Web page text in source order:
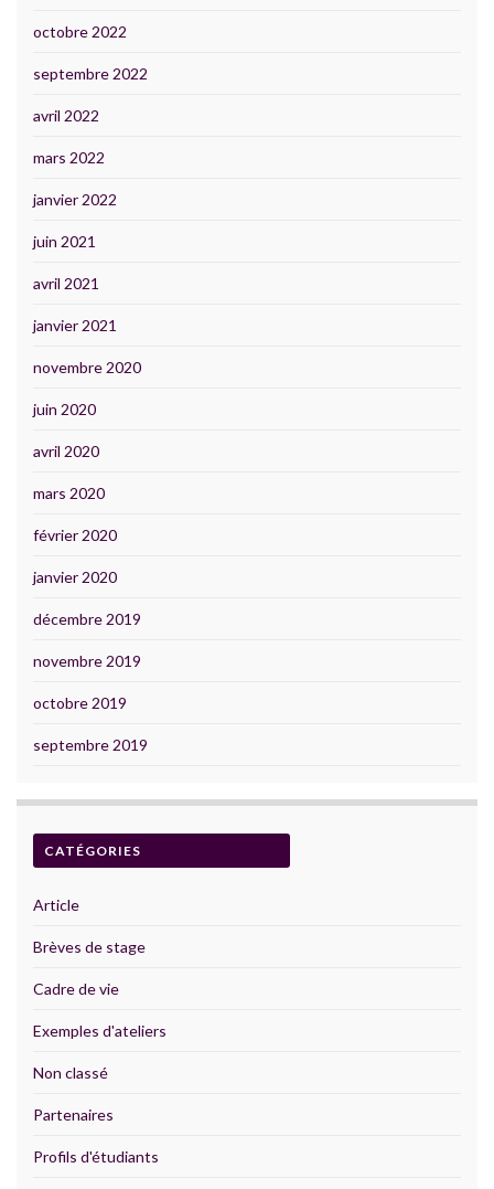
octobre 2022
septembre 2022
avril 2022
mars 2022
janvier 2022
juin 2021
avril 2021
janvier 2021
novembre 2020
juin 2020
avril 2020
mars 2020
février 2020
janvier 2020
décembre 2019
novembre 2019
octobre 2019
septembre 2019
CATÉGORIES
Article
Brèves de stage
Cadre de vie
Exemples d'ateliers
Non classé
Partenaires
Profils d'étudiants